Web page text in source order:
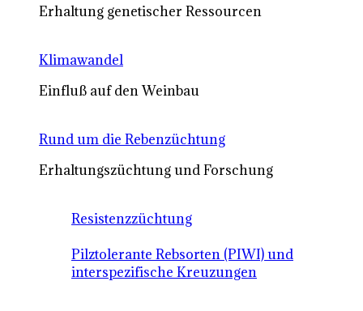
Erhaltung genetischer Ressourcen
Klimawandel
Einfluß auf den Weinbau
Rund um die Rebenzüchtung
Erhaltungszüchtung und Forschung
Resistenzzüchtung
Pilztolerante Rebsorten (PIWI) und
interspezifische Kreuzungen